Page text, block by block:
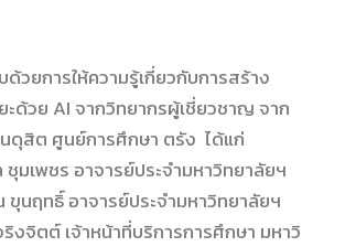
วยการให้ความรู้เกี่ยวกับการสร้าง
ะด้วย AI จากวิทยากรผู้เชี่ยวชาญ จาก
ดุสิต ศูนย์การศึกษา ตรัง ได้แก่
เพชร อาจารย์ประจำมหาวิทยาลัยฯ
นฤทธิ์ อาจารย์ประจำมหาวิทยาลัยฯ
จิตต์ เจ้าหน้าที่บริการการศึกษา มหาวิ